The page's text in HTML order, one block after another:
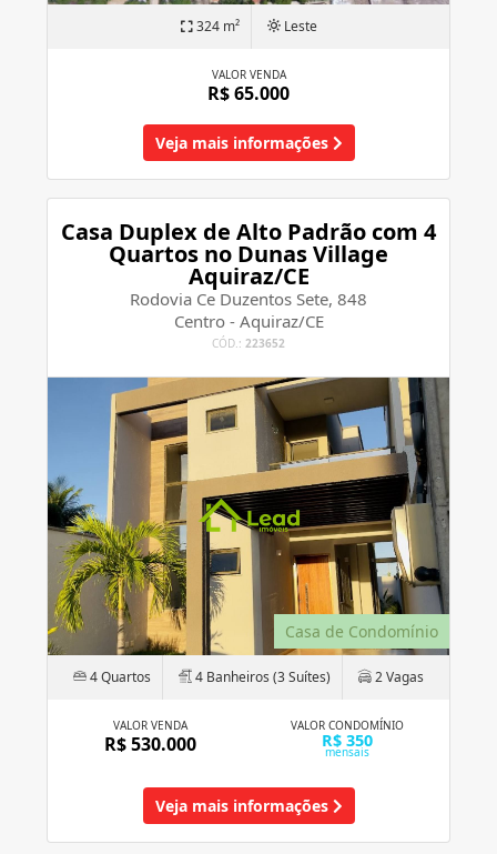
324 m² Leste
VALOR VENDA
R$ 65.000
Veja mais informações
Casa Duplex de Alto Padrão com 4
Quartos no Dunas Village
Aquiraz/CE
Rodovia Ce Duzentos Sete, 848
Centro - Aquiraz/CE
CÓD.: 223652
Casa de Condomínio
4 Quartos 4 Banheiros (3 Suítes) 2 Vagas
VALOR VENDA
R$ 530.000
VALOR CONDOMÍNIO
R$ 350
mensais
Veja mais informações